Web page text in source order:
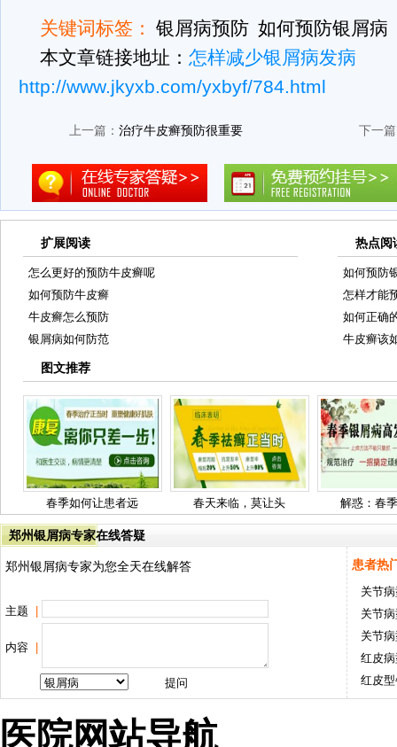
关键词标签： 银屑病预防 如何预防银屑病
本文章链接地址： 怎样减少银屑病发病
http://www.jkyxb.com/yxbyf/784.html
上一篇： 治疗牛皮癣预防很重要 下一
扩展阅读
怎么更好的预防牛皮癣呢
如何预防牛皮癣
牛皮癣怎么预防
银屑病如何防范
热点阅
如何预防
怎样才能
如何正确
牛皮癣该
图文推荐
春季如何让患者远 春天来临，莫让头 解惑：春
郑州银屑病专家在线答疑
郑州银屑病专家为您全天在线解答
主题 |
内容
患者热
关节
关节
关节
红皮
红皮
医院网站导航